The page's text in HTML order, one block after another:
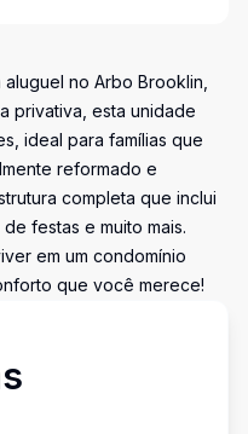
no Arbo Brooklin,
privativa, esta unidade
ideal para famílias que
reformado e
completa que inclui
festas e muito mais.
em um condomínio
que você merece!